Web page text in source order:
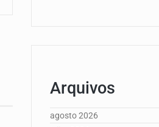
Arquivos
agosto 2026